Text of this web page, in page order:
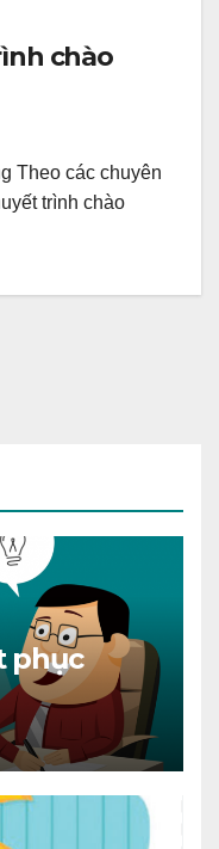
chào
Theo các chuyên
trình chào
phục